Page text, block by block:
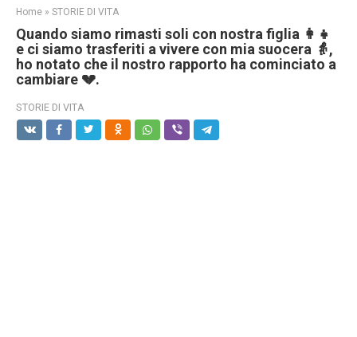
Home » STORIE DI VITA
Quando siamo rimasti soli con nostra figlia 👩‍👧
e ci siamo trasferiti a vivere con mia suocera 👵,
ho notato che il nostro rapporto ha cominciato a
cambiare 💔.
STORIE DI VITA